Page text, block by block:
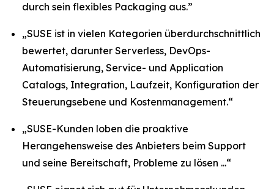
durch sein flexibles Packaging aus.”
„SUSE ist in vielen Kategorien überdurchschnittlich
bewertet, darunter Serverless, DevOps-
Automatisierung, Service- und Application
Catalogs, Integration, Laufzeit, Konfiguration der
Steuerungsebene und Kostenmanagement.“
„SUSE-Kunden loben die proaktive
Herangehensweise des Anbieters beim Support
und seine Bereitschaft, Probleme zu lösen ...“